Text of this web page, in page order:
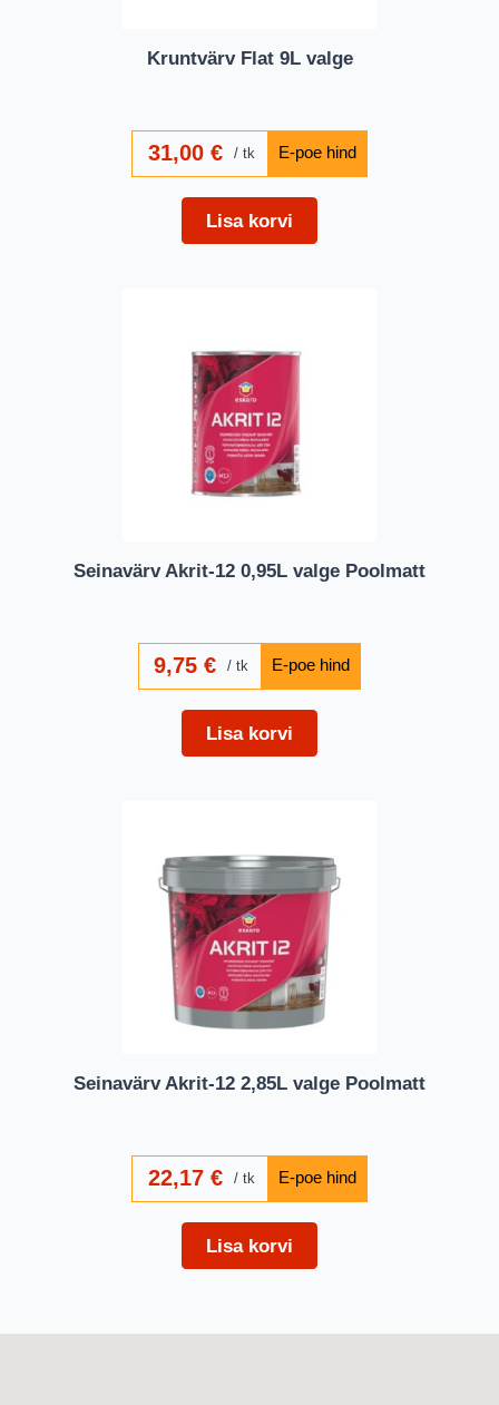
Kruntvärv Flat 9L valge
31,00 € tk
Lisa korvi
Seinavärv Akrit-12 0,95L valge Poolmatt
9,75€ tk
Lisa korvi
Seinavärv Akrit-12 2,85L valge Poolmatt
22,17 € tk
Lisa korvi